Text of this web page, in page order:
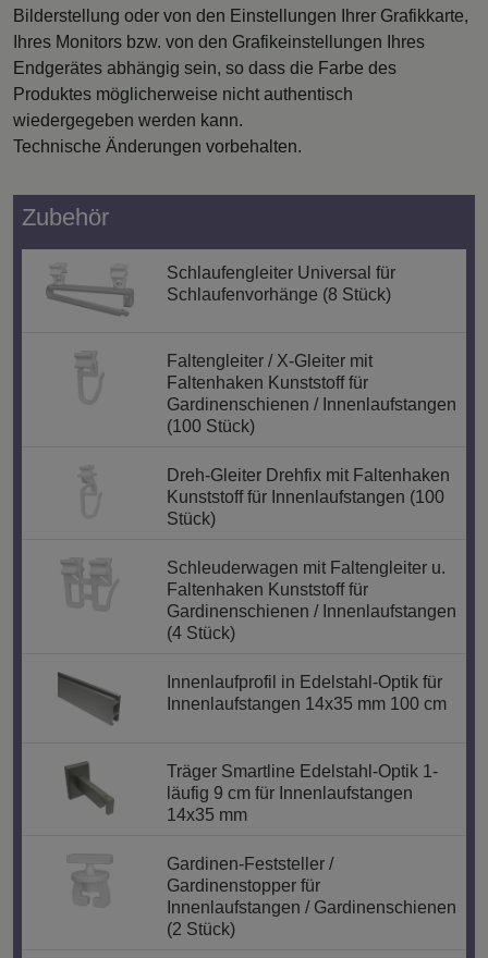
Bilderstellung oder von den Einstellungen Ihrer Grafikkarte,
Ihres Monitors bzw. von den Grafikeinstellungen Ihres
Endgerätes abhängig sein, so dass die Farbe des
Produktes möglicherweise nicht authentisch
wiedergegeben werden kann.
Technische Änderungen vorbehalten.
Zubehör
Schlaufengleiter Universal für
Schlaufenvorhänge (8 Stück)
Faltengleiter / X-Gleiter mit
Faltenhaken Kunststoff für
Gardinenschienen / Innenlaufstangen
(100 Stück)
Dreh-Gleiter Drehfix mit Faltenhaken
Kunststoff für Innenlaufstangen (100
Stück)
Schleuderwagen mit Faltengleiter u.
Faltenhaken Kunststoff für
Gardinenschienen / Innenlaufstangen
(4 Stück)
Innenlaufprofil in Edelstahl-Optik für
Innenlaufstangen 14x35 mm 100 cm
Träger Smartline Edelstahl-Optik 1-
läufig 9 cm für Innenlaufstangen
14x35 mm
Gardinen-Feststeller /
Gardinenstopper für
Innenlaufstangen / Gardinenschienen
(2 Stück)